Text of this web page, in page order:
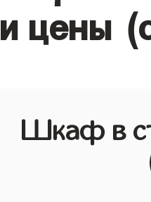
и цены
Шкаф в